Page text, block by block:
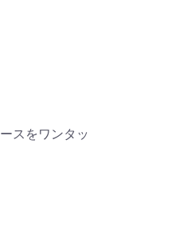
スをワンタッ